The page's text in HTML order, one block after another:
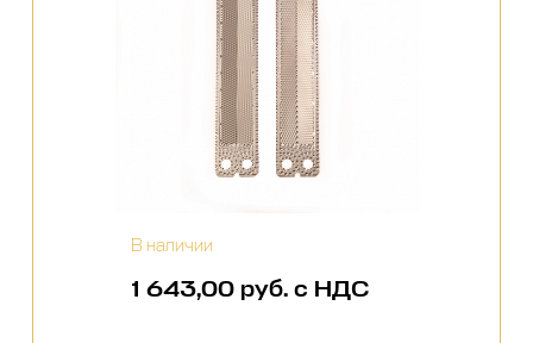
В наличии
1 643,00 руб. с НДС